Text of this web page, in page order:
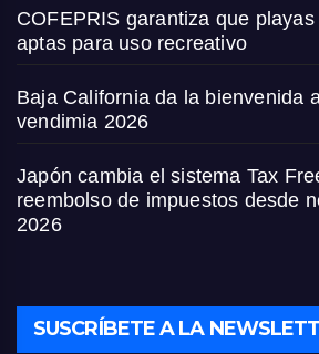
COFEPRIS garantiza que
aptas para uso recreativo
Baja California da la bienvenida
vendimia 2026
Japón cambia el sistema Tax
reembolso de impuestos desde
2026
SUSCRÍBETE A LA